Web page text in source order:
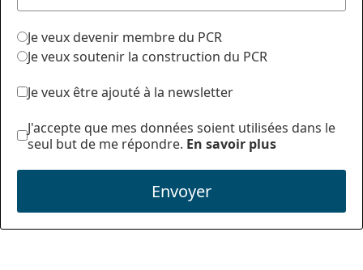
Je veux devenir membre du PCR
Je veux soutenir la construction du PCR
Je veux être ajouté à la newsletter
J'accepte que mes données soient utilisées dans le
seul but de me répondre. En savoir plus
Envoyer